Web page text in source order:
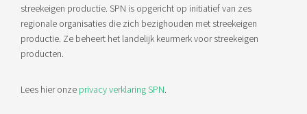
streekeigen productie. SPN is opgericht op initiatief van zes
regionale organisaties die zich bezighouden met streekeigen
productie. Ze beheert het landelijk keurmerk voor streekeigen
producten.
Lees hier onze privacy verklaring SPN.